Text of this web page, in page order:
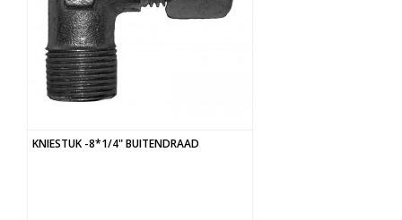
KNIESTUK -8*1/4" BUITENDRAAD